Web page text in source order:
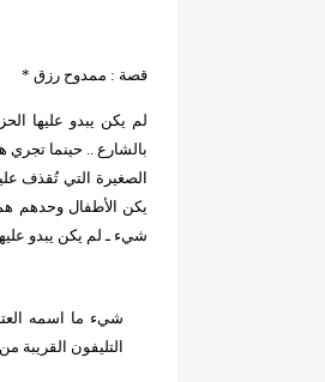
قصة : ممدوح رزق *
لم يكن يبدو عليها
بالشارع .. حينما
الصغيرة التي تُقذف
يكن الأطفال وحدهم
شيء ـ لم يكن يبدو
شيء ما اسمه
التليفون